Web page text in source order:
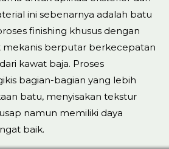
ini sebenarnya adalah batu
finishing khusus dengan
mekanis berputar berkecepatan
kawat baja. Proses
bagian-bagian yang lebih
batu, menyisakan tekstur
namun memiliki daya
baik.